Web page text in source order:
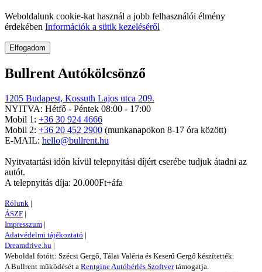
Weboldalunk cookie-kat használ a jobb felhasználói élmény
érdekében Információk a sütik kezeléséről
Elfogadom
Bullrent Autókölcsönző
1205 Budapest, Kossuth Lajos utca 209.
NYITVA: Hétfő - Péntek 08:00 - 17:00
Mobil 1: +36 30 924 4666
Mobil 2: +36 20 452 2900 (munkanapokon 8-17 óra között)
E-MAIL: hello@bullrent.hu
Nyitvatartási időn kívül telepnyitási díjért cserébe tudjuk átadni az
autót.
A telepnyitás díja: 20.000Ft+áfa
Rólunk |
ÁSZF |
Impresszum |
Adatvédelmi tájékoztató |
Dreamdrive.hu |
Weboldal fotóit: Szécsi Gergő, Tálai Valéria és Keserű Gergő készítették.
A Bullrent működését a Rentgine Autóbérlés Szoftvertámogatja.